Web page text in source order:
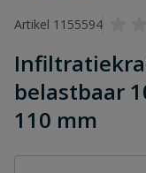
Artikel 1155594
belastbaar
110 mm